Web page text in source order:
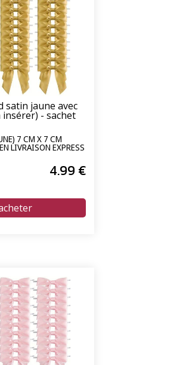
satin jaune avec
insérer) - sachet
7 CM X 7 CM
LIVRAISON EXPRESS
4.99 €